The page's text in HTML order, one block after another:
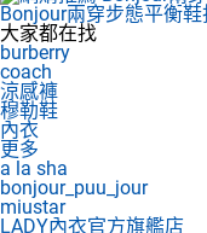
Bonjour兩穿步態平衡鞋
大家都在找
burberry
coach
涼感褲
穆勒鞋
內衣
更多
a la sha
bonjour_puu_jour
miustar
LADY內衣官方旗艦店